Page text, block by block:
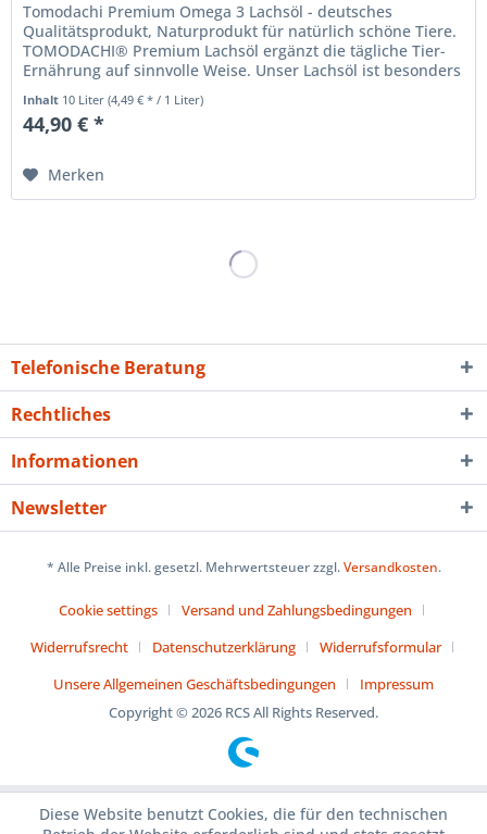
Tomodachi Premium Omega 3 Lachsöl - deutsches
Qualitätsprodukt, Naturprodukt für natürlich schöne Tiere.
TOMODACHI® Premium Lachsöl ergänzt die tägliche Tier-
Ernährung auf sinnvolle Weise. Unser Lachsöl ist besonders
reich an...
Inhalt 10 Liter(4,49 € * / 1 Liter)
44,90 € *
Merken
Telefonische Beratung
Rechtliches
Informationen
Newsletter
* Alle Preise inkl. gesetzl. Mehrwertsteuer zzgl.Versandkosten.
Cookie settings
Versand und Zahlungsbedingungen
Widerrufsrecht
Datenschutzerklärung
Widerrufsformular
Unsere Allgemeinen Geschäftsbedingungen
Impressum
Copyright © 2026 RCS All Rights Reserved.
Diese Website benutzt Cookies, die für den technischen